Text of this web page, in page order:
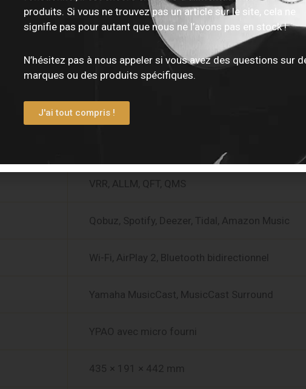
Dolby Atmos, DTS:X
96 kHz / 64 bits, Surround AI
7 entrées / 3 sorties HDMI 2.1
VRR, ALLM, QFT, QMS
Qobuz, Spotify, Deezer, Tidal, Amazon Music
Wi-Fi, AirPlay 2, Bluetooth bidirectionnel
Yamaha MusicCast, MusicCast Surround
YPAO avec micro fourni
435 × 191 × 442 mm
produits. Si vous ne trouvez pas un article sur le site, cela ne
signifie pas pour autant que nous ne l’avons pas en stock !
N’hésitez pas à nous appeler si vous avez des questions sur
marques ou des produits spécifiques.
J'ai tout compris !